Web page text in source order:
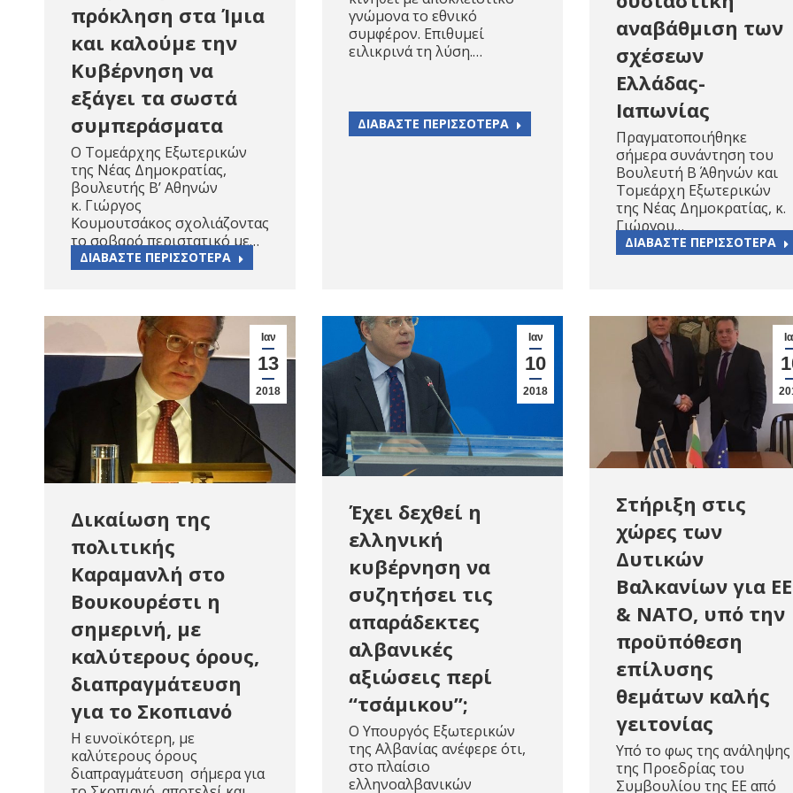
πρόκληση στα Ίμια
και καλούμε την
Κυβέρνηση να
εξάγει τα σωστά
συμπεράσματα
Ο Τομεάρχης Εξωτερικών
της Νέας Δημοκρατίας,
βουλευτής Β’ Αθηνών
κ. Γιώργος
Κουμουτσάκος σχολιάζοντας
το σοβαρό περιστατικό με…
ΔΙΑΒΑΣΤΕ ΠΕΡΙΣΣΟΤΕΡΑ
γνώμονα το εθνικό
συμφέρον. Επιθυμεί
ειλικρινά τη λύση.…
ΔΙΑΒΑΣΤΕ ΠΕΡΙΣΣΟΤΕΡΑ
αναβάθμιση των
σχέσεων
Ελλάδας-
Ιαπωνίας
Πραγματοποιήθηκε
σήμερα συνάντηση του
Βουλευτή Β΄ Αθηνών και
Τομεάρχη Εξωτερικών
της Νέας Δημοκρατίας, κ.
Γιώργου…
ΔΙΑΒΑΣΤΕ ΠΕΡΙΣΣΟΤΕΡΑ
Ιαν
13
2018
Δικαίωση της
πολιτικής
Καραμανλή στο
Βουκουρέστι η
σημερινή, με
καλύτερους όρους,
διαπραγμάτευση
για το Σκοπιανό
Η ευνοϊκότερη, με
καλύτερους όρους
διαπραγμάτευση σήμερα για
Ιαν
10
2018
Έχει δεχθεί η
ελληνική
κυβέρνηση να
συζητήσει τις
απαράδεκτες
αλβανικές
αξιώσεις περί
“τσάμικου”;
O Υπουργός Εξωτερικών
της Αλβανίας ανέφερε ότι,
στο πλαίσιο
ελληνοαλβανικών
Στήριξη στις
χώρες των
Δυτικών
Βαλκανίων για ΕΕ
& ΝΑΤΟ, υπό την
προϋπόθεση
επίλυσης
θεμάτων καλής
γειτονίας
Υπό το φως της ανάληψης
της Προεδρίας του
Συμβουλίου της ΕΕ από